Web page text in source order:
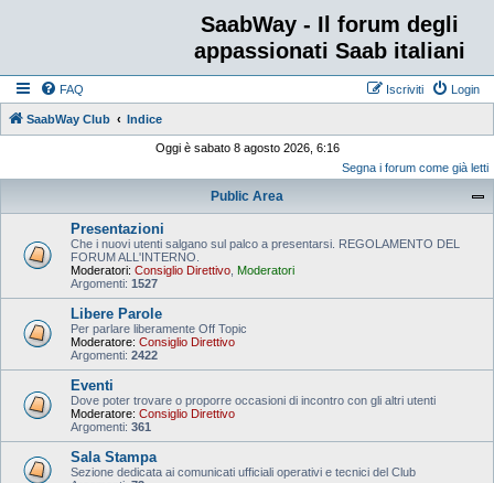
SaabWay - Il forum degli
appassionati Saab italiani
FAQ Login
Iscriviti
SaabWay Club Indice
Oggi è sabato 8 agosto 2026, 6:16
Segna i forum come già letti
Public Area
Presentazioni
Che i nuovi utenti salgano sul palco a presentarsi. REGOLAMENTO DEL
FORUM ALL'INTERNO.
Moderatori: Consiglio Direttivo Moderatori
Argomenti: 1527
Libere Parole
Per parlare liberamente Off Topic
Moderatore: Consiglio Direttivo
Argomenti: 2422
Eventi
Dove poter trovare o proporre occasioni di incontro con gli altri utenti
Moderatore: Consiglio Direttivo
Argomenti: 361
Sala Stampa
Sezione dedicata ai comunicati ufficiali operativi e tecnici del Club